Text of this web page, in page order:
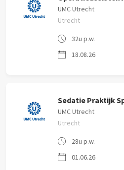
UMC Utrecht
Utrecht
32u p.w.
18.08.26
UMC Utrecht
Utrecht
28u p.w.
01.06.26